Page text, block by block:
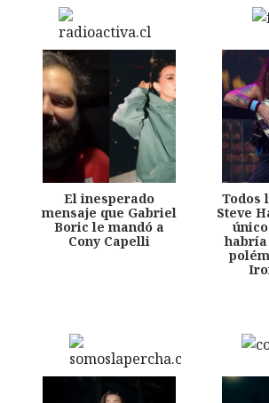
El inesperado
mensaje que Gabriel
Boric le mandó a
Cony Capelli
Todos
Steve
habría